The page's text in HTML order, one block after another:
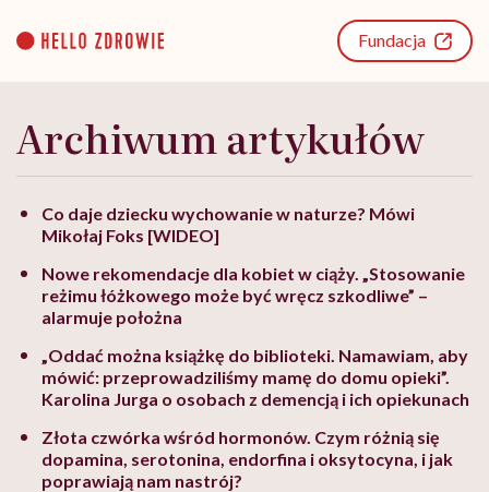
content
Fundacja
Archiwum artykułów
Co daje dziecku wychowanie w naturze? Mówi
Mikołaj Foks [WIDEO]
Nowe rekomendacje dla kobiet w ciąży. „Stosowanie
reżimu łóżkowego może być wręcz szkodliwe” –
alarmuje położna
„Oddać można książkę do biblioteki. Namawiam, aby
mówić: przeprowadziliśmy mamę do domu opieki”.
Karolina Jurga o osobach z demencją i ich opiekunach
Złota czwórka wśród hormonów. Czym różnią się
dopamina, serotonina, endorfina i oksytocyna, i jak
poprawiają nam nastrój?